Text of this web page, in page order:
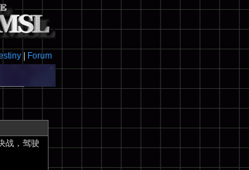
Forum
战，驾驶